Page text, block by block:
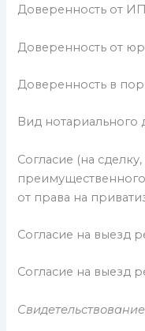
Доверенность от ИП
Доверенность от
Доверенность в
Вид нотариального
Согласие (на
от права на
Согласие на выезд
Согласие на выезд